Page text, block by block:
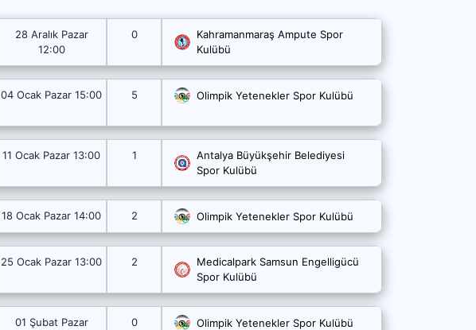
28 Aralık Pazar
12:00
0
Kahramanmaraş Ampute Spor
Kulübü
04 Ocak Pazar 15:00 5 Olimpik Yetenekler Spor Kulübü
11 Ocak Pazar 13:00 1
Antalya Büyükşehir Belediyesi
Spor Kulübü
18 Ocak Pazar 14:00 2 Olimpik Yetenekler Spor Kulübü
25 Ocak Pazar 13:00 2
Medicalpark Samsun Engelligücü
Spor Kulübü
01 Şubat Pazar
0 Olimpik Yetenekler Spor Kulübü